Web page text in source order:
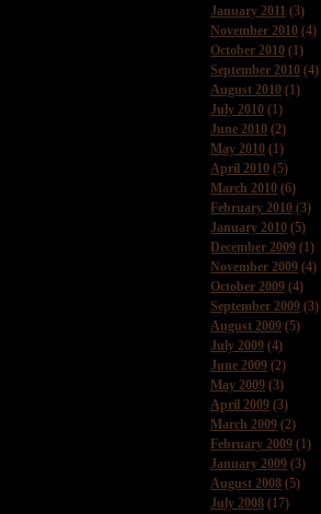
January 2011 (3)
November 2010 (4)
October 2010 (1)
September 2010 (4)
August 2010 (1)
July 2010 (1)
June 2010 (2)
May 2010 (1)
April 2010 (5)
March 2010 (6)
February 2010 (3)
January 2010 (5)
December 2009 (1)
November 2009 (4)
October 2009 (4)
September 2009 (3)
August 2009 (5)
July 2009 (4)
June 2009 (2)
May 2009 (3)
April 2009 (3)
March 2009 (2)
February 2009 (1)
January 2009 (3)
August 2008 (5)
July 2008 (17)